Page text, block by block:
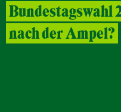
Bundestagswahl
nach der Ampel?